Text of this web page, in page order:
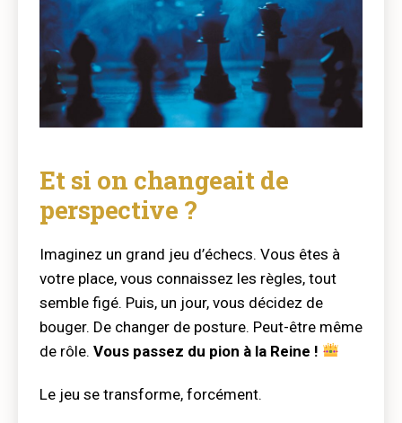
Et si on changeait de
perspective ?
Imaginez un grand jeu d’échecs. Vous êtes à
votre place, vous connaissez les règles, tout
semble figé. Puis, un jour, vous décidez de
bouger. De changer de posture. Peut-être même
de rôle. Vous passez du pion à la Reine !
Le jeu se transforme, forcément.